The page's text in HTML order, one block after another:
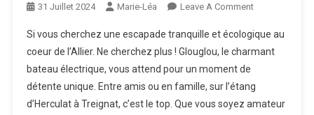
31 Juillet 2024 Marie-Léa Leave A CommentOn
:
Le
Éléctrique
À
Si vous cherchez une escapade tranquille et écologique au
coeur de l’Allier. Ne cherchez plus ! Glouglou, le charmant
bateau électrique, vous attend pour un moment de
détente unique. Entre amis ou en famille, sur l’étang
d’Herculat à Treignat, c’est le top. Que vous soyez amateur